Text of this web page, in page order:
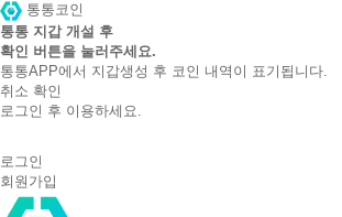
통통코인
통통 지갑 개설 후
확인 버튼을 눌러주세요.
통통APP에서 지갑생성 후 코인 내역이 표기됩니다.
취소 확인
로그인 후 이용하세요.
로그인
회원가입